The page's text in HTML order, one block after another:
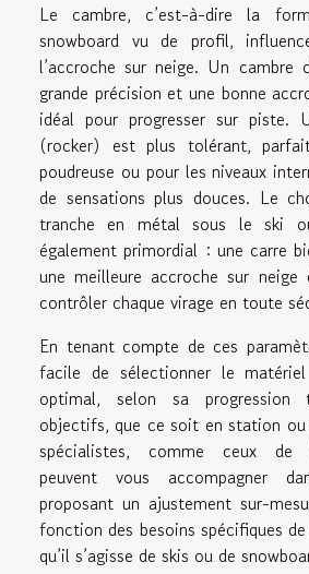
Le cambre, c’est-à-dire la
snowboard vu de profil,
l’accroche sur neige. Un cambre
grande précision et une bonne
idéal pour progresser sur piste.
(rocker) est plus tolérant,
poudreuse ou pour les niveaux
de sensations plus douces. Le
tranche en métal sous le ski
également primordial : une carre
une meilleure accroche sur
contrôler chaque virage en toute
En tenant compte de ces
facile de sélectionner le
optimal, selon sa progression
objectifs, que ce soit en station
spécialistes, comme ceux de
peuvent vous accompagner
proposant un ajustement sur-
fonction des besoins spécifiques
qu’il s’agisse de skis ou de